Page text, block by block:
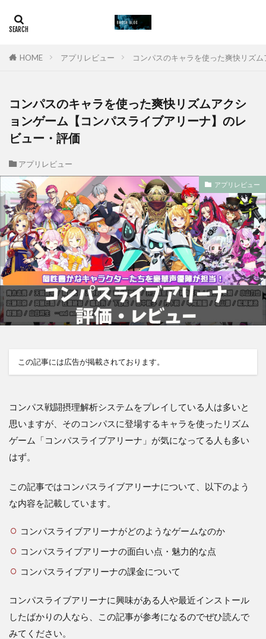
HOME アプリレビュー コンパスのキャラを使った爽快リズ
コンパスのキャラを使った爽快リズムアクシ
ョンゲーム【コンパスライブアリーナ】のレ
ビュー・評価
アプリレビュー
アプリレビュー
この記事には広告が掲載されております。
コンパス戦闘摂理解析システムをプレイしている人は多いと
思いますが、そのコンパスに登場するキャラを使ったリズム
ゲーム「コンパスライブアリーナ」が気になってる人も多い
はず。
この記事ではコンパスライブアリーナについて、以下のよう
な内容を記載しています。
コンパスライブアリーナがどのようなゲームなのか
コンパスライブアリーナの面白い点・魅力的な点
コンパスライブアリーナの課金について
コンパスライブアリーナに興味がある人や最近インストール
したばかりの人なら、この記事が参考になるのでぜひ読んで
みてください。